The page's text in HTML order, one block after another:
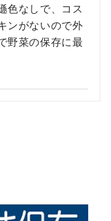
色なしで、コス
ンがないので外
野菜の保存に最